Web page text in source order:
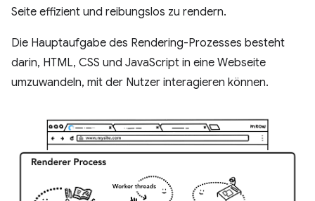
Seite effizient und reibungslos zu rendern.
Die Hauptaufgabe des Rendering-Prozesses besteht
darin, HTML, CSS und JavaScript in eine Webseite
umzuwandeln, mit der Nutzer interagieren können.